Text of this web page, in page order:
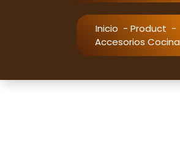
Inicio - Product -
Accesorios Cocina